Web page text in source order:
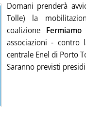
Domani prenderà
Tolle) la
coalizione
associazioni - contro
centrale Enel di Porto
Saranno previsti presidi